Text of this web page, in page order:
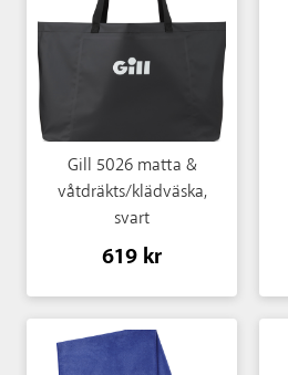
Gill 5026 matta &
våtdräkts/klädväska,
svart
619 kr